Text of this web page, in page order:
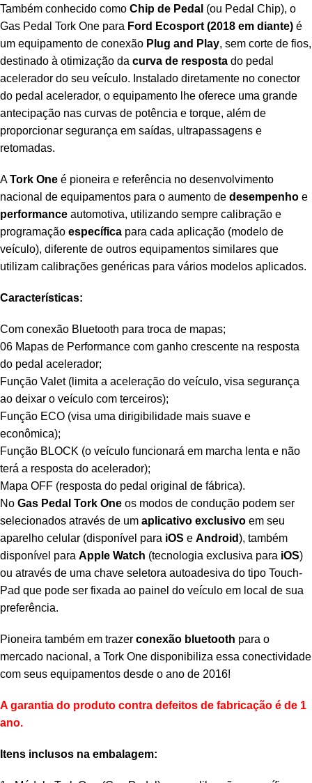
Também conhecido como Chip de Pedal (ou Pedal Chip), o
Gas Pedal Tork One para Ford Ecosport (2018 em diante) é
um equipamento de conexão Plug and Play, sem corte de fios,
destinado à otimização da curva de resposta do pedal
acelerador do seu veículo. Instalado diretamente no conector
do pedal acelerador, o equipamento lhe oferece uma grande
antecipação nas curvas de potência e torque, além de
proporcionar segurança em saídas, ultrapassagens e
retomadas.
ATork One é pioneira e referência no desenvolvimento
nacional de equipamentos para o aumento de desempenho e
performance automotiva, utilizando sempre calibração e
programação específica para cada aplicação (modelo de
veículo), diferente de outros equipamentos similares que
utilizam calibrações genéricas para vários modelos aplicados.
Características:
Com conexão Bluetooth para troca de mapas;
06 Mapas de Performance com ganho crescente na resposta
do pedal acelerador;
Função Valet (limita a aceleração do veículo, visa segurança
ao deixar o veículo com terceiros);
Função ECO (visa uma dirigibilidade mais suave e
econômica);
Função BLOCK (o veículo funcionará em marcha lenta e não
terá a resposta do acelerador);
Mapa OFF (resposta do pedal original de fábrica).
No Gas Pedal Tork One os modos de condução podem ser
selecionados através de um aplicativo exclusivo em seu
aparelho celular (disponível para iOS e Android), também
disponível para Apple Watch (tecnologia exclusiva para iOS)
ou através de uma chave seletora autoadesiva do tipo Touch-
Pad que pode ser fixada ao painel do veículo em local de sua
preferência.
Pioneira também em trazer conexão bluetooth para o
mercado nacional, a Tork One disponibiliza essa conectividade
com seus equipamentos desde o ano de 2016!
A garantia do produto contra defeitos de fabricação é de 1
ano.
Itens inclusos na embalagem: